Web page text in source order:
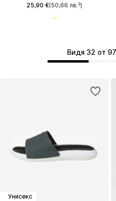
25,90 €(50,66 лв.³)
Унисекс
Видя 32 от